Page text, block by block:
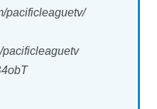
pacificleaguetv/
pacificleaguetv